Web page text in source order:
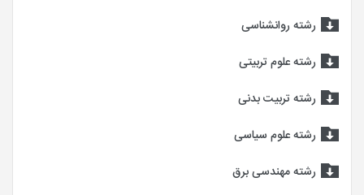
رشته روانشناسی
رشته علوم تربیتی
رشته تربیت بدنی
رشته علوم سیاسی
رشته مهندسی برق